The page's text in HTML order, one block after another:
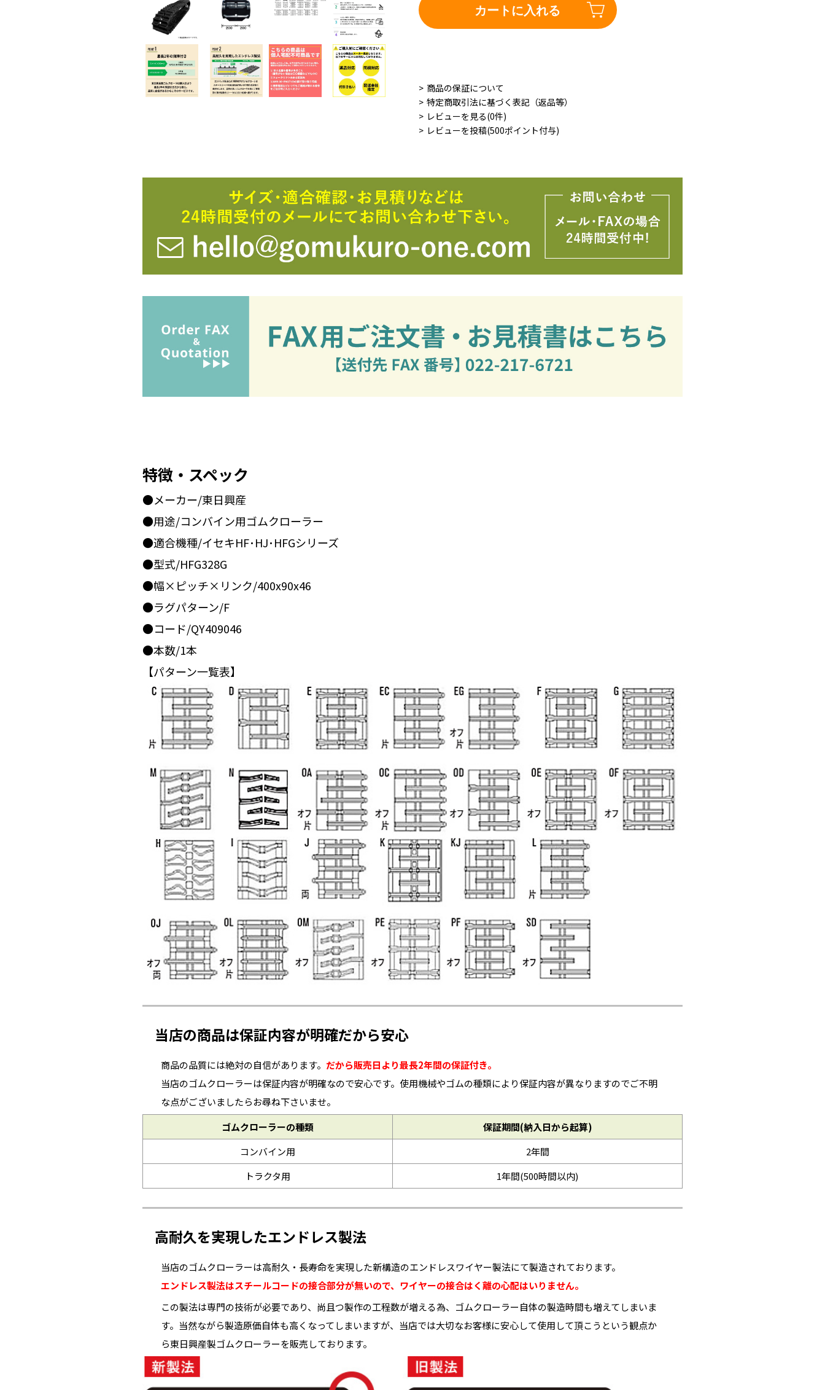
カートに入れる
商品の保証について
特定商取引法に基づく表記（返品等）
レビューを見る(0件)
レビューを投稿(500ポイント付与)
特徴・スペック
●メーカー/東日興産
●用途/コンバイン用ゴムクローラー
●適合機種/イセキHF･HJ･HFGシリーズ
●型式/HFG328G
●幅×ピッチ×リンク/400x90x46
●ラグパターン/F
●コード/QY409046
●本数/1本
【パターン一覧表】
当店の商品は保証内容が明確だから安心
商品の品質には絶対の自信があります。 だから販売日より最長2年間の保証付き。
当店のゴムクローラーは保証内容が明確なので安心です。使用機械やゴムの種類により保証内容が異なりますのでご不明
な点がございましたらお尋ね下さいませ。
ゴムクローラーの種類
保証期間(納入日から起算)
コンバイン用
2年間
トラクタ用
1年間(500時間以内)
高耐久を実現したエンドレス製法
当店のゴムクローラーは高耐久・長寿命を実現した新構造のエンドレスワイヤー製法にて製造されております。
エンドレス製法はスチールコードの接合部分が無いので、ワイヤーの接合はく離の心配はいりません。
この製法は専門の技術が必要であり、尚且つ製作の工程数が増える為、ゴムクローラー自体の製造時間も増えてしまいま
す。当然ながら製造原価自体も高くなってしまいますが、当店では大切なお客様に安心して使用して頂こうという観点か
ら東日興産製ゴムクローラーを販売しております。